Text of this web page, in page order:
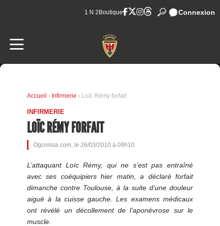
1 N 2 Boutique Connexion
Accueil › Infirmerie › Loïc Rémy forfait
INFIRMERIE
LOÏC RÉMY FORFAIT
Ogcnissa.com, le 26/03/2010 à 09h10
L’attaquant Loïc Rémy, qui ne s’est pas entraîné
avec ses coéquipiers hier matin, a déclaré forfait
dimanche contre Toulouse, à la suite d’une douleur
aiguë à la cuisse gauche. Les examens médicaux
ont révélé un décollement de l’aponévrose sur le
muscle.